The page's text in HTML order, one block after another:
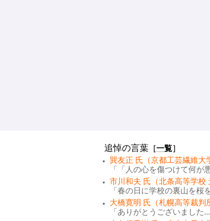
追悼の言葉 ［一覧］
巽友正 氏（京都工芸繊維大
「「人の心を傷つけて何が
市川和夫 氏（北条高等学校
「春の日に学校の裏山を桜
大橋寛明 氏（札幌高等裁判
「ありがとうございました...